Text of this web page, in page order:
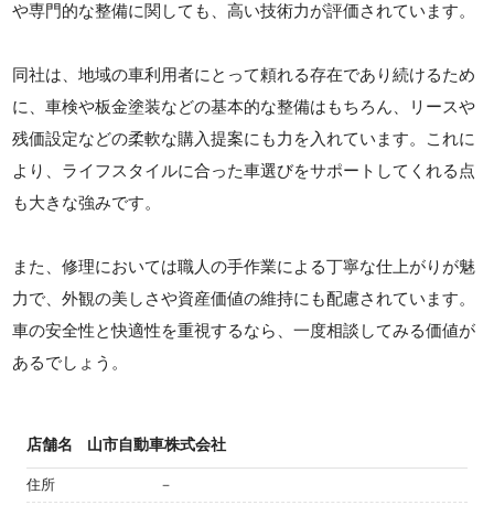
や専門的な整備に関しても、高い技術力が評価されています。
同社は、地域の車利用者にとって頼れる存在であり続けるため
に、車検や板金塗装などの基本的な整備はもちろん、リースや
残価設定などの柔軟な購入提案にも力を入れています。これに
より、ライフスタイルに合った車選びをサポートしてくれる点
も大きな強みです。
また、修理においては職人の手作業による丁寧な仕上がりが魅
力で、外観の美しさや資産価値の維持にも配慮されています。
車の安全性と快適性を重視するなら、一度相談してみる価値が
あるでしょう。
店舗名 山市自動車株式会社
住所 －